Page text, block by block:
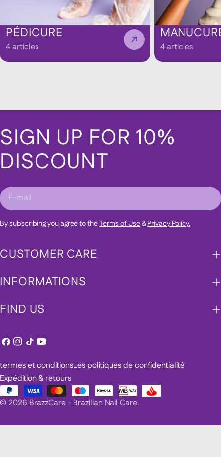
PÉDICURE
4 articles 4 articles
SIGN UP FOR 10%
DISCOUNT
E-
mail
By subscribing you agree to theTerms of Use&Privacy Policy.
CUSTOMER CARE
INFORMATIONS
FIND US
Facebook
Instagram
TIC Youtube
© 2026 BrazzCare - Brazilian Nail Care.
termes et conditionsLes politiques de confidentialité
Expédition & retours
Méthodes
de